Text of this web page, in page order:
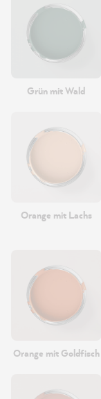
Grün mit Wald
Orange mit Lachs
Orange mit Goldfisch